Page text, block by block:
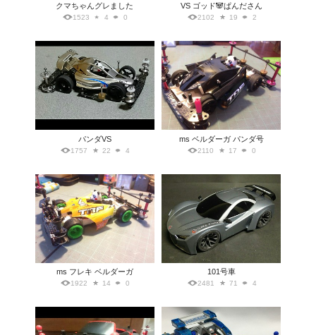
クマちゃんグレました
1523 4 0
VS ゴッド🐼ぱんださん
2102 19 2
パンダVS
1757 22 4
ms ベルダーガ パンダ号
2110 17 0
ms フレキ ベルダーガ
1922 14 0
101号車
2481 71 4